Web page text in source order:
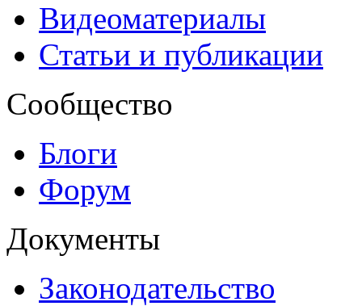
Видеоматериалы
Статьи и публикации
Сообщество
Блоги
Форум
Документы
Законодательство